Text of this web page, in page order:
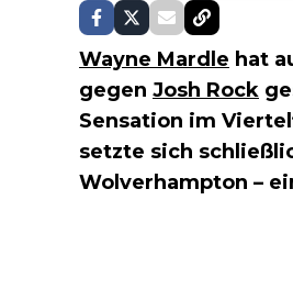
Wayne Mardle hat
gegen Josh Rock
Sensation im
setzte sich
Wolverhampton –